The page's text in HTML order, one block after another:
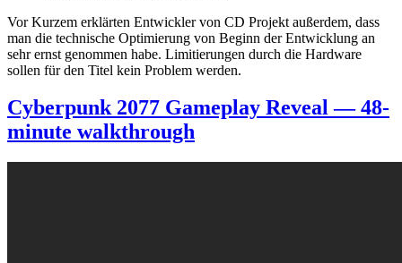
Vor Kurzem erklärten Entwickler von CD Projekt außerdem, dass
man die technische Optimierung von Beginn der Entwicklung an
sehr ernst genommen habe. Limitierungen durch die Hardware
sollen für den Titel kein Problem werden.
Cyberpunk 2077 Gameplay Reveal — 48-
minute walkthrough